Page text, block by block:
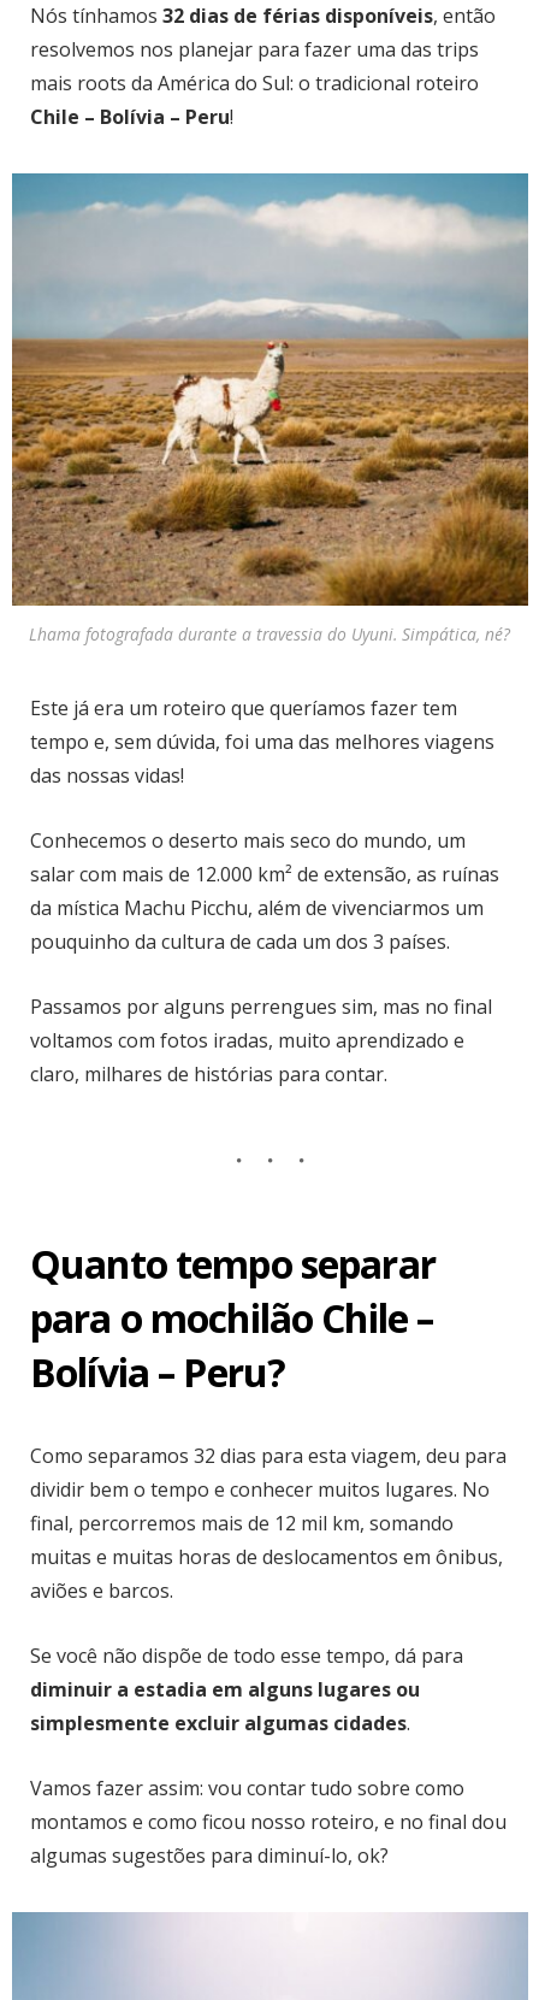
Nós tínhamos 32 dias de férias disponíveis, então
resolvemos nos planejar para fazer uma das trips
mais roots da América do Sul: o tradicional roteiro
Chile – Bolívia – Peru!
Lhama fotografada durante a travessia do Uyuni. Simpática, né?
Este já era um roteiro que queríamos fazer tem
tempo e, sem dúvida, foi uma das melhores viagens
das nossas vidas!
Conhecemos o deserto mais seco do mundo, um
salar com mais de 12.000 km² de extensão, as ruínas
da mística Machu Picchu, além de vivenciarmos um
pouquinho da cultura de cada um dos 3 países.
Passamos por alguns perrengues sim, mas no final
voltamos com fotos iradas, muito aprendizado e
claro, milhares de histórias para contar.
Quanto tempo separar
para o mochilão Chile –
Bolívia – Peru?
Como separamos 32 dias para esta viagem, deu para
dividir bem o tempo e conhecer muitos lugares. No
final, percorremos mais de 12 mil km, somando
muitas e muitas horas de deslocamentos em ônibus,
aviões e barcos.
Se você não dispõe de todo esse tempo, dá para
diminuir a estadia em alguns lugares ou
simplesmente excluir algumas cidades.
Vamos fazer assim: vou contar tudo sobre como
montamos e como ficou nosso roteiro, e no final dou
algumas sugestões para diminuí-lo, ok?